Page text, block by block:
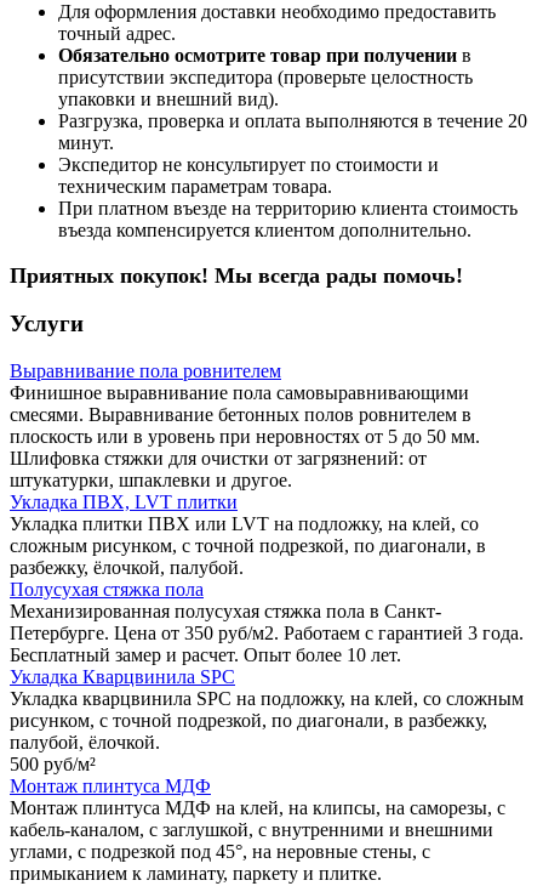
Для оформления доставки необходимо предоставить
точный адрес.
Обязательно осмотрите товар при получении в
присутствии экспедитора (проверьте целостность
упаковки и внешний вид).
Разгрузка, проверка и оплата выполняются в течение 20
минут.
Экспедитор не консультирует по стоимости и
техническим параметрам товара.
При платном въезде на территорию клиента стоимость
въезда компенсируется клиентом дополнительно.
Приятных покупок! Мы всегда рады помочь!
Услуги
Выравнивание пола ровнителем
Финишное выравнивание пола самовыравнивающими
смесями. Выравнивание бетонных полов ровнителем в
плоскость или в уровень при неровностях от 5 до 50 мм.
Шлифовка стяжки для очистки от загрязнений: от
штукатурки, шпаклевки и другое.
Укладка ПВХ, LVT плитки
Укладка плитки ПВХ или LVT на подложку, на клей, со
сложным рисунком, с точной подрезкой, по диагонали, в
разбежку, ёлочкой, палубой.
Полусухая стяжка пола
Механизированная полусухая стяжка пола в Санкт-
Петербурге. Цена от 350 руб/м2. Работаем с гарантией 3 года.
Бесплатный замер и расчет. Опыт более 10 лет.
Укладка Кварцвинила SPC
Укладка кварцвинила SPC на подложку, на клей, со сложным
рисунком, с точной подрезкой, по диагонали, в разбежку,
палубой, ёлочкой.
500 руб/м²
Монтаж плинтуса МДФ
Монтаж плинтуса МДФ на клей, на клипсы, на саморезы, с
кабель-каналом, с заглушкой, с внутренними и внешними
углами, с подрезкой под 45°, на неровные стены, с
примыканием к ламинату, паркету и плитке.